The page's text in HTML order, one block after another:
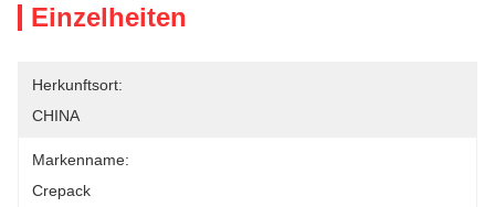
Einzelheiten
Herkunftsort:
CHINA
Markenname:
Crepack